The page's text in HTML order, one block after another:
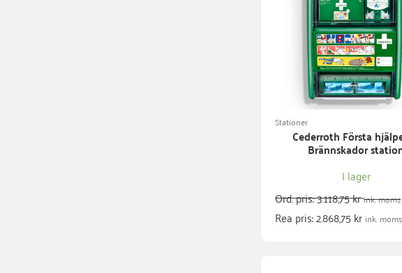
Stationer
Cederroth Första
Brännskador
I lager
Ord. pris:3.118,75krink. moms
Rea pris:2.868,75kr ink. moms